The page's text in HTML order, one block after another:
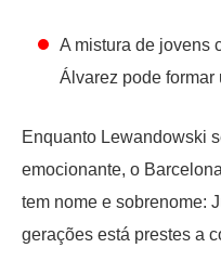
A mistura de jovens
Álvarez pode formar
Enquanto Lewandowski
emocionante, o
tem nome e sobrenome:
gerações está prestes a